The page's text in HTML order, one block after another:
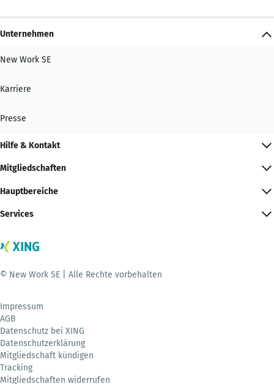
Unternehmen
New Work SE
Karriere
Presse
Hilfe & Kontakt
Mitgliedschaften
Hauptbereiche
Services
© New Work SE | Alle Rechte vorbehalten
Impressum
AGB
Datenschutz bei XING
Datenschutzerklärung
Mitgliedschaft kündigen
Tracking
Mitgliedschaften widerrufen